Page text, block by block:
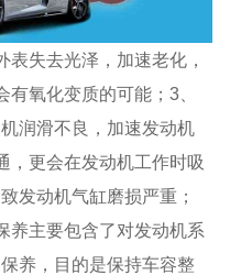
失去光泽，加速老化，
氧化变质的可能；3、
润滑不良，加速发动机
，更会在发动机工作时吸
发动机气缸磨损严重；
养主要包含了对发动机系
养，目的是保持车容整